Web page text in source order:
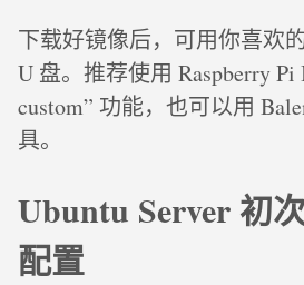
下载好镜像后，可用你喜欢
U 盘。推荐使用 Raspberry Pi
custom” 功能，也可以用
具。
Ubuntu Server 初
配置